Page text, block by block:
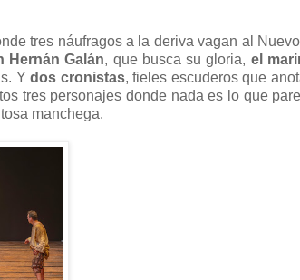
tres náufragos a la deriva vagan al
Hernán Galán, que busca su gloria, el
Y dos cronistas, fieles escuderos que
tres personajes donde nada es lo que
manchega.